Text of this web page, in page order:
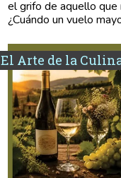
el grifo de aquello que
¿Cuándo un vuelo
El Arte de la